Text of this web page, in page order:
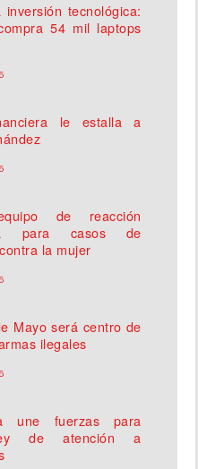
inversión tecnológica:
54 mil laptops
le estalla a
de reacción
para casos de
la mujer
Mayo será centro de
ilegales
une fuerzas para
de atención a